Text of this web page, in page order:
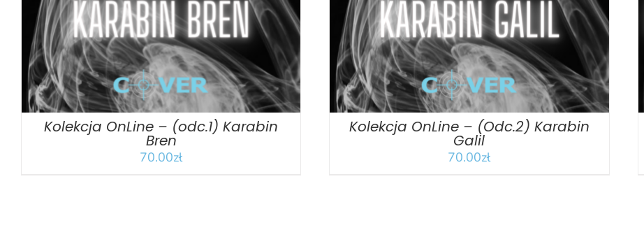
Kolekcja OnLine – (odc.1) Karabin
Bren
70.00zł
Kolekcja OnLine – (Odc.2) Karabin
Galil
70.00zł